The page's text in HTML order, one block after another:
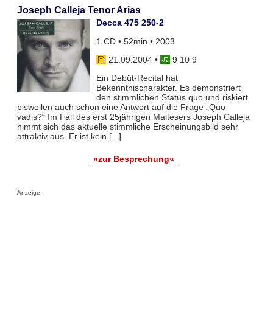
Joseph Calleja Tenor Arias
Decca 475 250-2
1 CD • 52min • 2003
21.09.2004•
9 10 9
Ein Debüt-Recital hat
Bekenntnischarakter. Es demonstriert
den stimmlichen Status quo und riskiert
bisweilen auch schon eine Antwort auf die Frage „Quo
vadis?“ Im Fall des erst 25jährigen Maltesers Joseph Calleja
nimmt sich das aktuelle stimmliche Erscheinungsbild sehr
attraktiv aus. Er ist kein [...]
»zur Besprechung«
Anzeige